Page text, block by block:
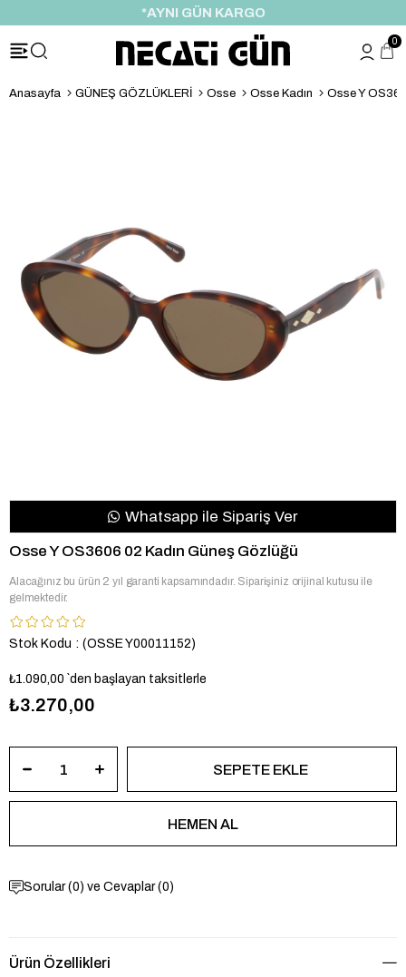
*AYNI GÜN KARGO
0
Anasayfa GÜNEŞ GÖZLÜKLERİ Osse Osse Kadın Osse Y
Whatsapp ile Sipariş Ver
Osse Y OS3606 02 Kadın Güneş Gözlüğü
Alacağınız bu ürün 2 yıl garanti kapsamındadır. Siparişiniz orijinal kutusu ile
gelmektedir.
Stok Kodu (OSSE Y00011152)
₺1.090,00 `den başlayan taksitlerle
₺3.270,00
Sorular (0) ve Cevaplar (0)
Ürün Özellikleri